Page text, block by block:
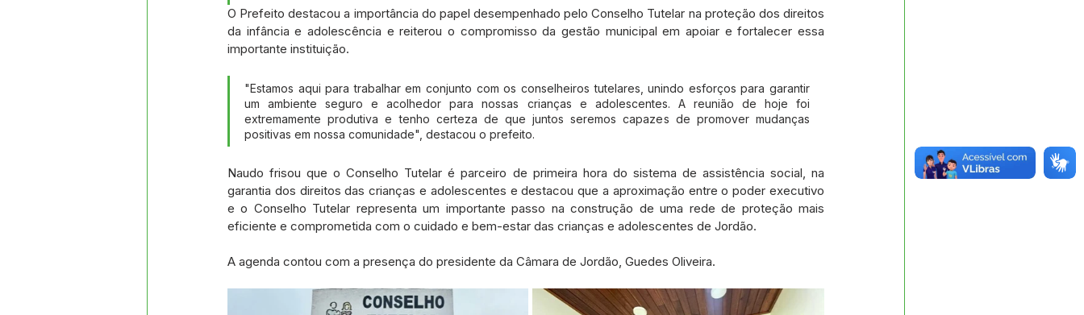
O Prefeito destacou a importância do papel desempenhado pelo Conselho Tutelar na proteção dos direitos
da infância e adolescência e reiterou o compromisso da gestão municipal em apoiar e fortalecer essa
importante instituição.
"Estamos aqui para trabalhar em conjunto com os conselheiros tutelares, unindo esforços para garantir
um ambiente seguro e acolhedor para nossas crianças e adolescentes. A reunião de hoje foi
extremamente produtiva e tenho certeza de que juntos seremos capazes de promover mudanças
positivas em nossa comunidade", destacou o prefeito.
Naudo frisou que o Conselho Tutelar é parceiro de primeira hora do sistema de assistência social, na
garantia dos direitos das crianças e adolescentes e destacou que a aproximação entre o poder executivo
e o Conselho Tutelar representa um importante passo na construção de uma rede de proteção mais
eficiente e comprometida com o cuidado e bem-estar das crianças e adolescentes de Jordão.
A agenda contou com a presença do presidente da Câmara de Jordão, Guedes Oliveira.